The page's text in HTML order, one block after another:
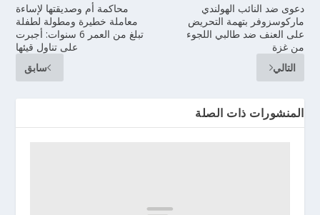
محاكمة أم وصديقتها لإساءة
معاملة خطيرة ومطولة لطفلة
تبلغ من العمر 6 سنوات: أجبرت
على تناول قيئها
سابق
دعوى ضد النائب الهولندي
ماركوسزوفر بتهمة التحريض
على العنف ضد طالبي اللجوء
من غزة
التالي
المنشورات ذات الصلة